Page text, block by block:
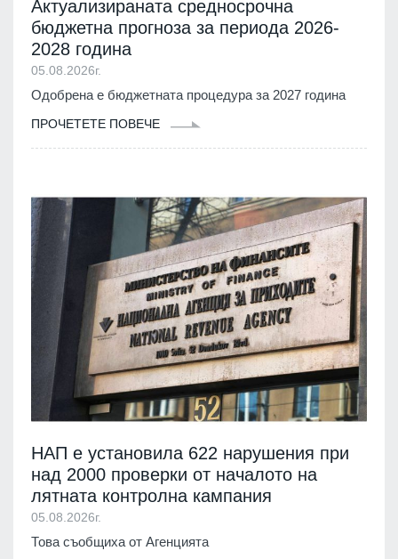
Актуализираната средносрочна
бюджетна прогноза за периода 2026-
2028 година
05.08.2026г.
Одобрена е бюджетната процедура за 2027 година
ПРОЧЕТЕТЕ ПОВЕЧЕ
НАП е установила 622 нарушения при
над 2000 проверки от началото на
лятната контролна кампания
05.08.2026г.
Това съобщиха от Агенцията